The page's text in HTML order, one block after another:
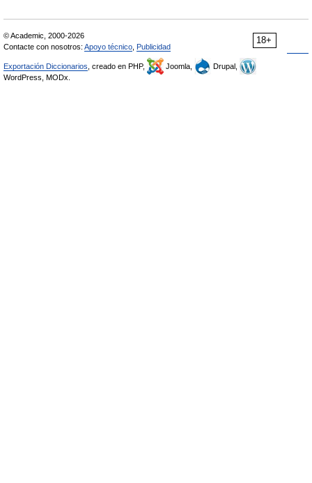
18+
© Academic, 2000-2026
Contacte con nosotros: Apoyo técnico Publicidad
Exportación Diccionarios , creado en PHP, Joomla,
Drupal,
WordPress, MODx.